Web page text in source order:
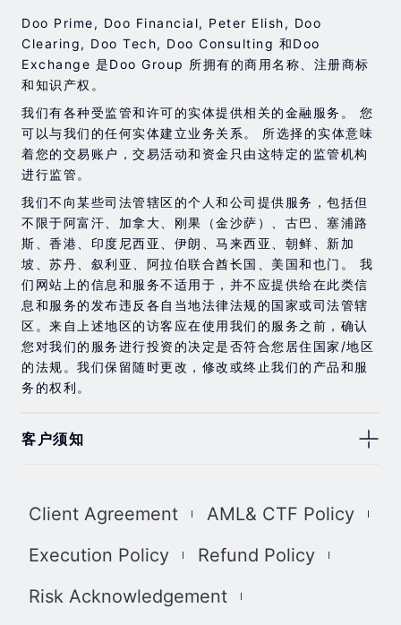
过去的投资表现并不代表其未来的表现。
在与我们进行任何交易之前，请确保您完全了解使用相应
金融工具进行交易的风险。 如果您不了解此处说明的风
险，则应寻求独立的专业建议。
Doo Prime, Doo Financial, Peter Elish, Doo
Clearing, Doo Tech, Doo Consulting 和Doo
Exchange 是Doo Group 所拥有的商用名称、注册商标
和知识产权。
我们有各种受监管和许可的实体提供相关的金融服务。 您
可以与我们的任何实体建立业务关系。 所选择的实体意味
着您的交易账户，交易活动和资金只由这特定的监管机构
进行监管。
我们不向某些司法管辖区的个人和公司提供服务，包括但
不限于阿富汗、加拿大、刚果（金沙萨）、古巴、塞浦路
斯、香港、印度尼西亚、伊朗、马来西亚、朝鲜、新加
坡、苏丹、叙利亚、阿拉伯联合酋长国、美国和也门。 我
们网站上的信息和服务不适用于，并不应提供给在此类信
息和服务的发布违反各自当地法律法规的国家或司法管辖
区。来自上述地区的访客应在使用我们的服务之前，确认
您对我们的服务进行投资的决定是否符合您居住国家/地区
的法规。我们保留随时更改，修改或终止我们的产品和服
务的权利。
客户须知
息，材料或第三方材料（“材料”）仅供参考。 该材料仅被
的投资建议和/或投资推荐。 尽管我们已尽一切合理的努力
和保证，如果所提供信息的任何不准确和不完整，我们也
Client Agreement
AML& CTF Policy
Execution Policy
Refund Policy
Risk Acknowledgement